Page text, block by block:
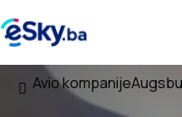
Avio kompanije